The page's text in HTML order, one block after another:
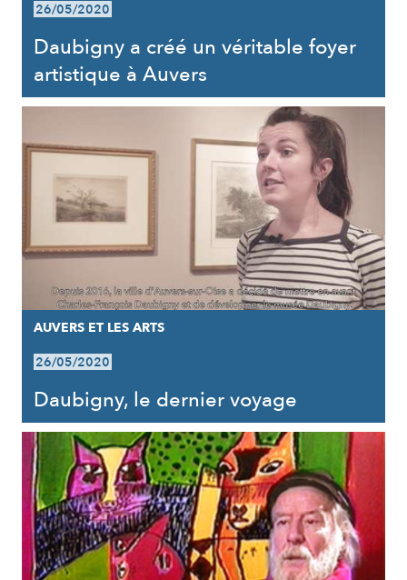
26/05/2020
Daubigny a créé un véritable foyer
artistique à Auvers
AUVERS ET LES ARTS
26/05/2020
Daubigny, le dernier voyage